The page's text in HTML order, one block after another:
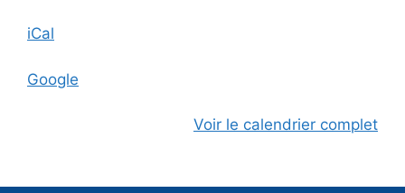
iCal
Google
Voir le calendrier complet